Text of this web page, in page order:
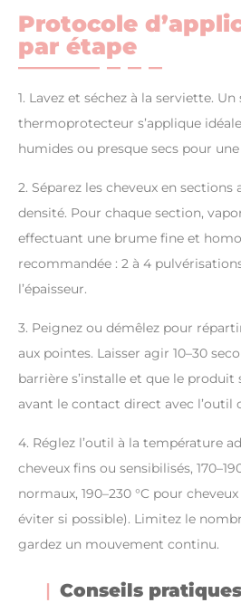
Protocole
par étape
1. Lavez et séchez à la serviette. Un
thermoprotecteur s’applique
humides ou presque secs pour
2. Séparez les cheveux en sections
densité. Pour chaque section,
effectuant une brume fine et
recommandée : 2 à 4
l’épaisseur.
3. Peignez ou démêlez pour
aux pointes. Laisser agir 10–30
barrière s’installe et que le produit
avant le contact direct avec l’outil
4. Réglez l’outil à la température
cheveux fins ou sensibilisés,
normaux, 190–230 °C pour
éviter si possible). Limitez le
gardez un mouvement continu.
Conseils pratiques